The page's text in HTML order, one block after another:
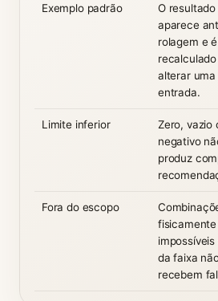
Exemplo padrão
O resultado
aparece
rolagem e é
alterar uma
entrada.
Limite inferior
Zero, vazio
negativo
produz
Fora do escopo
fisicamente
da faixa
recebem